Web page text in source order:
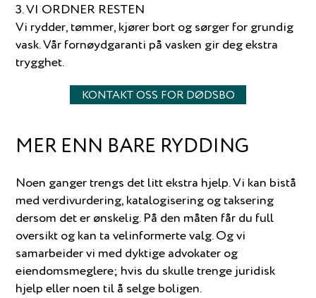
3. VI ORDNER RESTEN
Vi rydder, tømmer, kjører bort og sørger for grundig
vask. Vår fornøydgaranti på vasken gir deg ekstra
trygghet.
KONTAKT OSS FOR DØDSBO
MER ENN BARE RYDDING
Noen ganger trengs det litt ekstra hjelp. Vi kan bistå
med verdivurdering, katalogisering og taksering
dersom det er ønskelig. På den måten får du full
oversikt og kan ta velinformerte valg. Og vi
samarbeider vi med dyktige advokater og
eiendomsmeglere; hvis du skulle trenge juridisk
hjelp eller noen til å selge boligen.